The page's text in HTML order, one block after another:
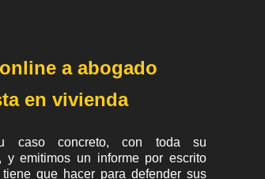
a abogado
en vivienda
caso concreto, con toda su
y emitimos un informe por escrito
que hacer para defender sus